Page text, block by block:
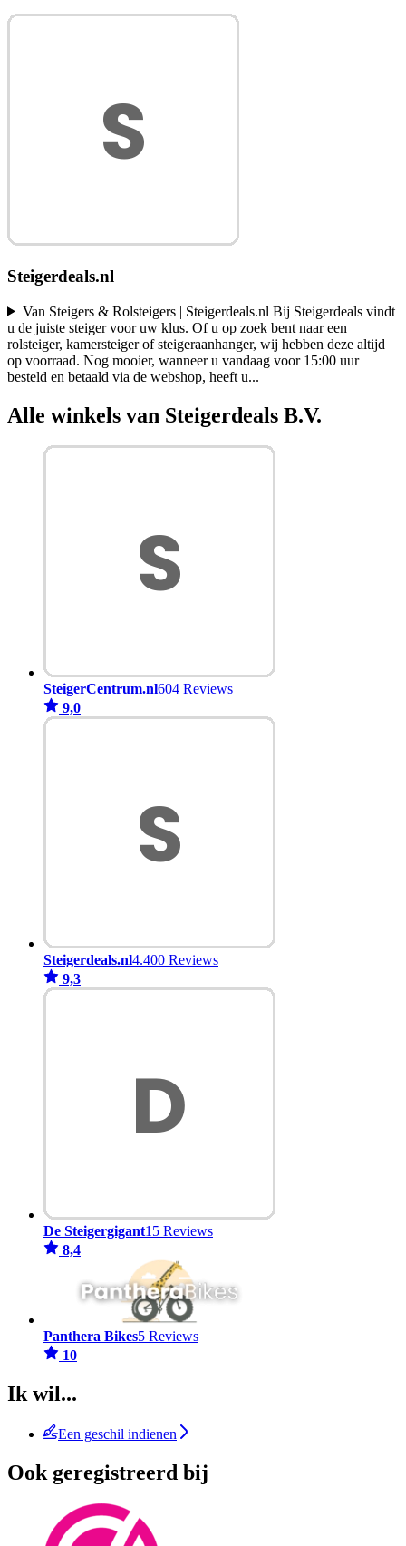
Steigerdeals.nl
Van Steigers & Rolsteigers | Steigerdeals.nl Bij Steigerdeals vindt
u de juiste steiger voor uw klus. Of u op zoek bent naar een
rolsteiger, kamersteiger of steigeraanhanger, wij hebben deze altijd
op voorraad. Nog mooier, wanneer u vandaag voor 15:00 uur
besteld en betaald via de webshop, heeft u...
Alle winkels van Steigerdeals B.V.
SteigerCentrum.nl604 Reviews
9,0
Steigerdeals.nl4.400 Reviews
9,3
De Steigergigant15 Reviews
8,4
Panthera Bikes5 Reviews
10
Ik wil...
Een geschil indienen
Ook geregistreerd bij